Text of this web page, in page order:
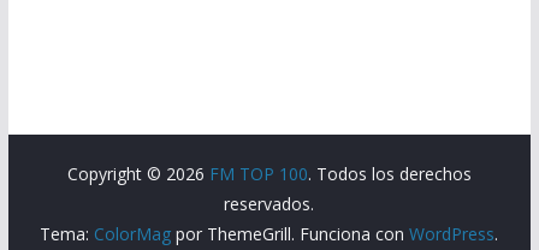
Copyright © 2026 FM TOP 100. Todos los derechos
reservados.
Tema: ColorMag por ThemeGrill. Funciona conWordPress.